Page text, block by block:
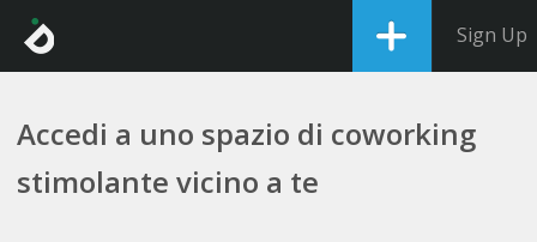
Sign Up
Accedi a uno spazio di coworking
stimolante vicino a te